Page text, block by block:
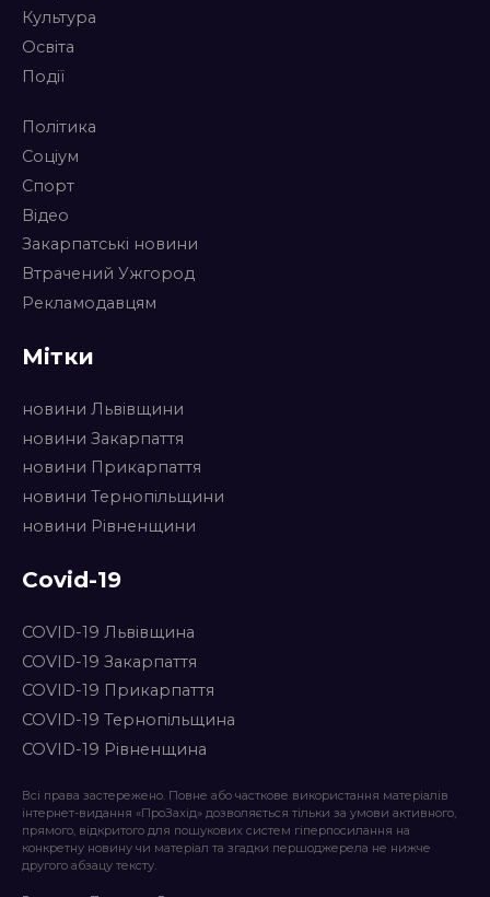
Культура
Освіта
Події
Політика
Соціум
Спорт
Відео
Закарпатські новини
Втрачений Ужгород
Рекламодавцям
Мітки
новини Львівщини
новини Закарпаття
новини Прикарпаття
новини Тернопільщини
новини Рівненщини
Covid-19
COVID-19 Львівщина
COVID-19 Закарпаття
COVID-19 Прикарпаття
COVID-19 Тернопільщина
COVID-19 Рівненщина
Всі права застережено. Повне або часткове використання матеріалів
інтернет-видання «ПроЗахід» дозволяється тільки за умови активного,
прямого, відкритого для пошукових систем гіперпосилання на
конкретну новину чи матеріал та згадки першоджерела не нижче
другого абзацу тексту.